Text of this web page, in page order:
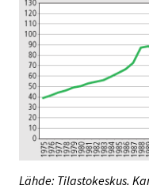
Lähde: Tilastokeskus.